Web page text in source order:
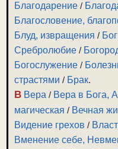
Благодарение /
Благословение,
Блуд, извращения / Бог
Сребролюбие /
Богослужение /
страстями / Брак.
В Вера / Вера в Бога,
магическая / Вечная
Видение грехов /
Вменение себе,